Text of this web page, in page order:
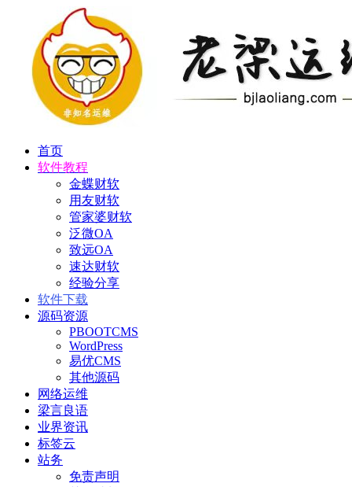
首页
软件教程
金蝶财软
用友财软
管家婆财软
泛微OA
致远OA
速达财软
经验分享
软件下载
源码资源
PBOOTCMS
WordPress
易优CMS
其他源码
网络运维
梁言良语
业界资讯
标签云
站务
免责声明